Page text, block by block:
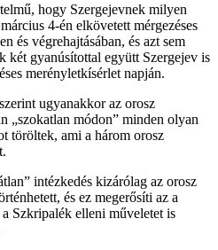
hogy Szergejevnek milyen
4-én elkövetett mérgezéses
és végrehajtásában, és azt sem
két gyanúsítottal együtt Szergejev is
merényletkísérlet napján.
ugyanakkor az orosz
„szokatlan módon” minden olyan
töröltek, ami a három orosz
intézkedés kizárólag az orosz
és ez megerősíti az a
Szkripalék elleni műveletet is